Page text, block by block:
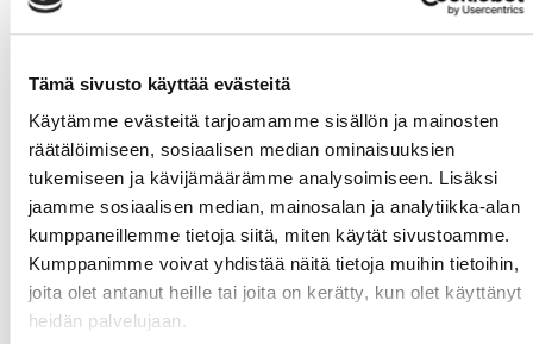
Tämä sivusto käyttää evästeitä
Käytämme evästeitä tarjoamamme sisällön ja mainosten
räätälöimiseen, sosiaalisen median ominaisuuksien
tukemiseen ja kävijämäärämme analysoimiseen. Lisäksi
jaamme sosiaalisen median, mainosalan ja analytiikka-alan
kumppaneillemme tietoja siitä, miten käytät sivustoamme.
Kumppanimme voivat yhdistää näitä tietoja muihin tietoihin,
joita olet antanut heille tai joita on kerätty, kun olet käyttänyt
heidän palvelujaan.
#37 Määttä,
Rami
#40 Lefebvre,
Martin
2. KENTTÄ